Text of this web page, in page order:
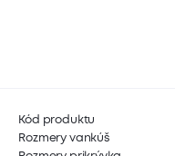
Kód produktu
Rozmery vankúš